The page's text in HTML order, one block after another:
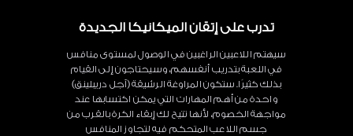
تدرب على إتقان الميكانيكا الجديدة
سيهتم اللاعبين الراغبين في الوصول لمستوى منافس
في اللعبة بتدريب أنفسهم، وسيحتاجون إلى القيام
بذلك كثيرًا. ستكون المراوغة الرشيقة (آجل دريبلينق)
واحدة من أهم المهارات التي يمكن اكتسابها عند
مواجهة الخصوم، لأنها تتيح لك إبقاء الكرة بالقرب من
جسم اللاعب المتحكم فيه لتجاوز المنافس